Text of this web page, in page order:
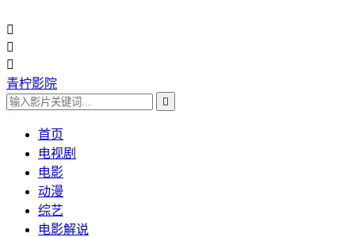



青柠影院

首页
电视剧
电影
动漫
综艺
电影解说